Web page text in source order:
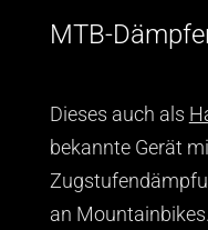
MTB-
Dieses auch als
bekannte Gerät
an